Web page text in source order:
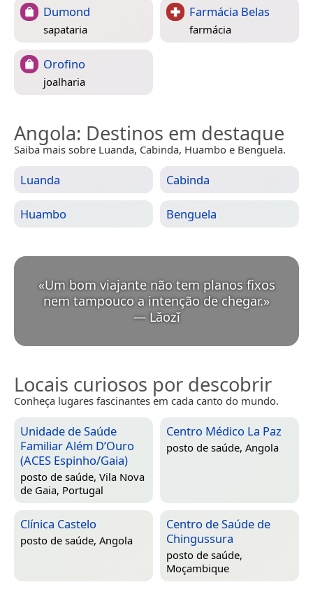
Dumond
sapataria
Farmácia Belas
farmácia
Orofino
joalharia
Angola: Destinos em destaque
Saiba mais sobre Luanda, Cabinda, Huambo e Benguela.
Luanda Cabinda
Huambo Benguela
«Um bom viajante não tem planos fixos
nem tampouco a intenção de chegar.
— Lǎozǐ
Locais curiosos por descobrir
Conheça lugares fascinantes em cada canto do mundo.
Unidade de Saúde
Familiar Além D’Ouro
(ACES Espinho/Gaia)
posto de saúde, Vila Nova
de Gaia, Portugal
Centro Médico La Paz
posto de saúde, Angola
Clínica Castelo
posto de saúde, Angola
Centro de Saúde de
Chingussura
posto de saúde,
Moçambique